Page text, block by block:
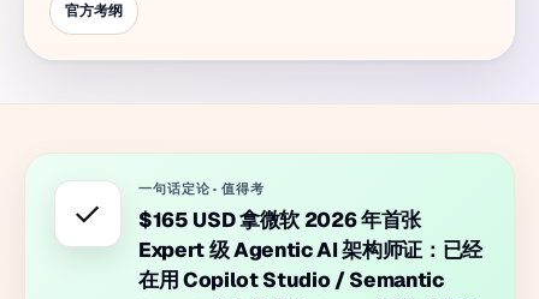
官方考纲
✓
一句话定论 · 值得考
$165 USD 拿微软 2026 年首张
Expert 级 Agentic AI 架构师证：已经
在用 Copilot Studio / Semantic